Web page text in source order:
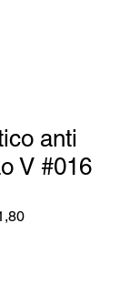
anti
V #016
Preço